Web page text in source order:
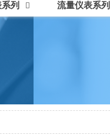
列  流量仪表系列